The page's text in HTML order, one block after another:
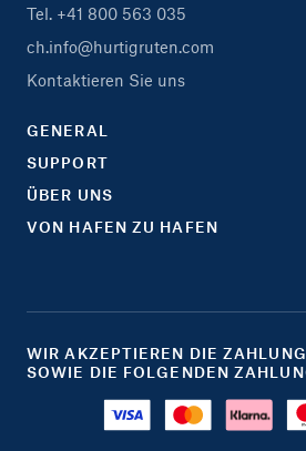
Tel. +41 800 563 035
ch.info@hurtigruten.com
Kontaktieren Sie uns
GENERAL
SUPPORT
ÜBER UNS
VON HAFEN ZU HAFEN
WIR AKZEPTIEREN DIE
SOWIE DIE FOLGENDEN